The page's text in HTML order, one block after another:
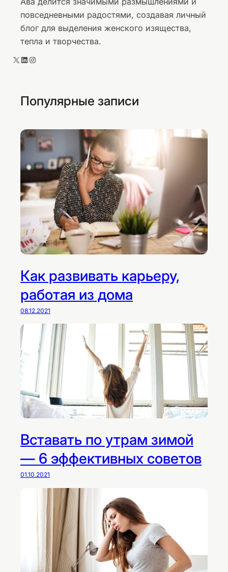
повседневными радостями, создавая личный
блог для выделения женского изящества,
тепла и творчества.
X LinkedIn Instagram
Популярные записи
Как развивать карьеру,
работая из дома
08.12.2021
Вставать по утрам зимой
— 6 эффективных советов
01.10.2021